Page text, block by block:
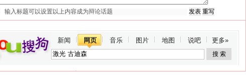
新闻 网页 音乐 图片 地图 说吧 更多»